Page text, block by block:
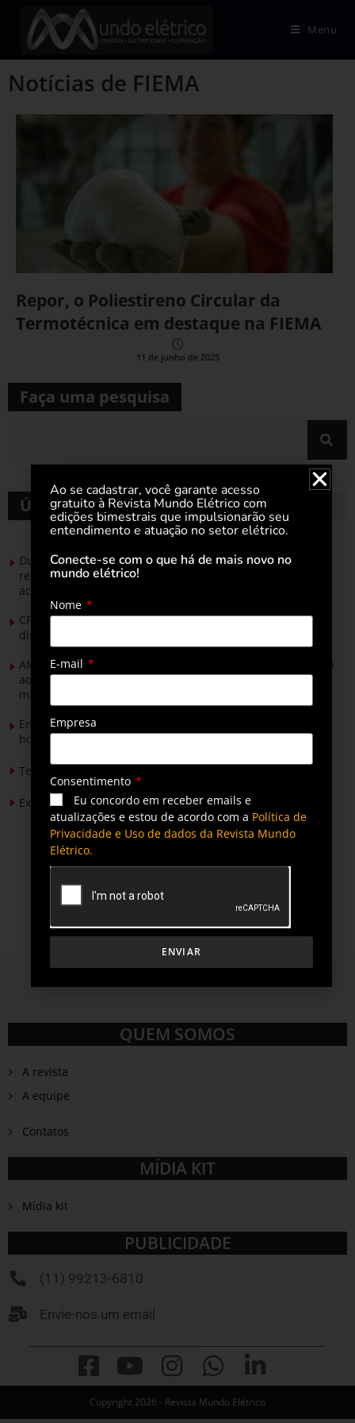
Menu
Notícias de FIEMA
Repor, o Poliestireno Circular da
Termotécnica em destaque na FIEMA
11 de junho de 2025
Faça uma pesquisa
Últimas notícias
Durante esforço concentrado do Congresso, setor de
renováveis apresenta no Senado Federal pautas para
acelerar transição energética
CPFL Energia e TIM se unem para criar a rede de
distribuição do futuro com tecnologia privativa
AMIG Brasil convida pré-candidatos ao Governo de Minas e
ao Senado para discutir propostas para os municípios
mineradores e afetados
Energia solar permitirá ampliar em 25% a produção de
hortaliças em projeto social no Tocantins
Tendências de Iluminação em 2026
Expansão da energia solar no Brasil
QUEM SOMOS
A revista
A equipe
Contatos
MÍDIA KIT
Mídia kit
PUBLICIDADE
(11) 99213-6810
Envie-nos um email
Copyright 2026 - Revista Mundo Elétrico
Ao se cadastrar, você garante acesso
gratuito à Revista Mundo Elétrico com
edições bimestrais que impulsionarão seu
entendimento e atuação no setor elétrico.
Conecte-se com o que há de mais novo no
mundo elétrico!
Nome
E-mail
Empresa
Consentimento
Eu concordo em receber emails e
atualizações e estou de acordo com a Política de
Privacidade e Uso de dados da Revista Mundo
Elétrico.
ENVIAR